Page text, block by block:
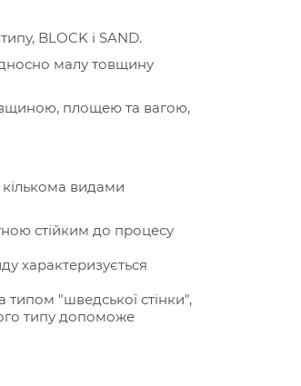
BLOCK і SAND.
малу товщину
площею та вагою,
видами
стійким до процесу
характеризується
типом "шведської стінки",
типу допоможе